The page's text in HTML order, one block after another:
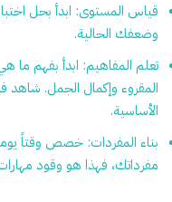
قياس المستوى: ابدأ بحل
وضعفك الحالية.
تعلم المفاهيم: ابدأ بفهم ما
المقروء وإكمال الجمل. شاهد
الأساسية.
بناء المفردات: خصص وقتاً
مفرداتك، فهذا هو وقود